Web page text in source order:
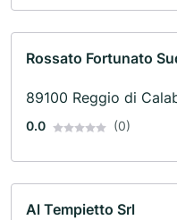
Rossato Fortunato
89100 Reggio di
0.0 (0)
Al Tempietto Srl